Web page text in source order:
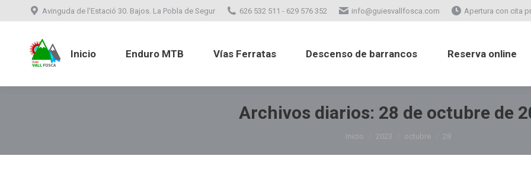
Avinguda de l'Estació 30. Bajos. La Pobla de Segur 626 532 511 - 629 576 352 info@guiesvallfosca.com Apertura con cita
Inicio Enduro MTB Vías Ferratas Descenso de barrancos Reserva online
Archivos diarios: 28 de octubre de
Inicio 2023 octubre 28
Inicio Enduro MTB Vías Ferratas Descenso de barrancos Reserva online